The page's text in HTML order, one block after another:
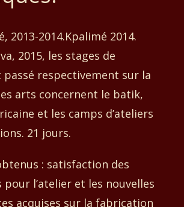
2013-2014.Kpalimé 2014.
2015, les stages de
respectivement sur la
arts concernent le batik,
et les camps d’ateliers
21 jours.
: satisfaction des
l’atelier et les nouvelles
acquises sur la fabrication